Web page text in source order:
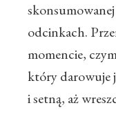
odcinkach.
momencie,
który darowuje
i setną, aż